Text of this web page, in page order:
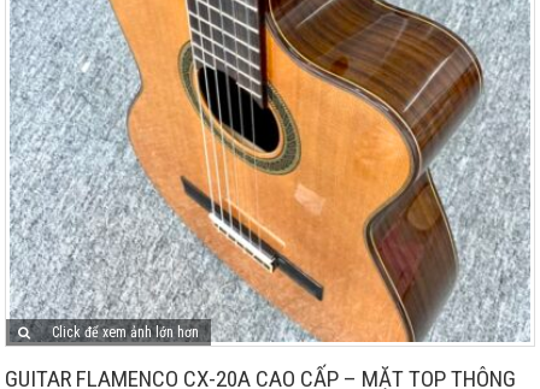
Click để xem ảnh lớn hơn
GUITAR FLAMENCO CX-20A CAO CẤP – MẶT TOP THÔNG